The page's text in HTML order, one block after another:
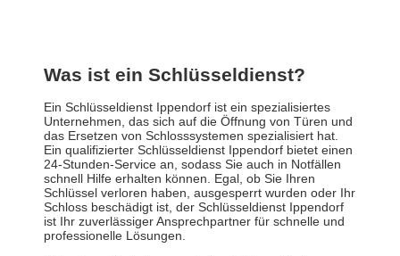
Was ist ein Schlüsseldienst?
Ein Schlüsseldienst Ippendorf ist ein spezialisiertes
Unternehmen, das sich auf die Öffnung von Türen und
das Ersetzen von Schlosssystemen spezialisiert hat.
Ein qualifizierter Schlüsseldienst Ippendorf bietet einen
24-Stunden-Service an, sodass Sie auch in Notfällen
schnell Hilfe erhalten können. Egal, ob Sie Ihren
Schlüssel verloren haben, ausgesperrt wurden oder Ihr
Schloss beschädigt ist, der Schlüsseldienst Ippendorf
ist Ihr zuverlässiger Ansprechpartner für schnelle und
professionelle Lösungen.